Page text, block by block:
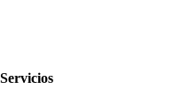
Servicios